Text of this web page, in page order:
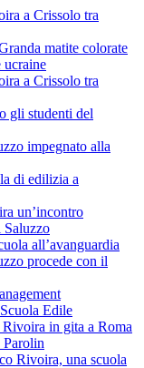
a Crissolo tra
matite colorate
ucraine
a Crissolo tra
gli studenti del
impegnato alla
di edilizia a
un’incontro
Saluzzo
all’avanguardia
procede con il
Edile
in gita a Roma
Parolin
Rivoira, una scuola